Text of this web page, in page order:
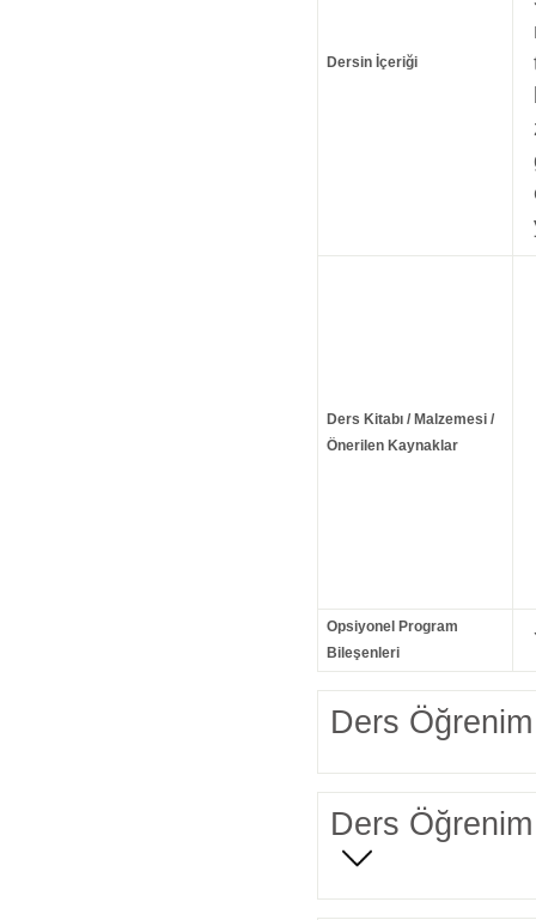
Dersin İçeriği
Ders Kitabı / Malzemesi /
Önerilen Kaynaklar
Opsiyonel Program
Bileşenleri
Ders Öğrenim
Ders Öğrenim